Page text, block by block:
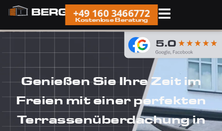
+49 160 3466772
Kostenlose Beratung
Genießen Sie Ihre Zeit im
Freien mit einer perfekten
Terrassenüberdachung in